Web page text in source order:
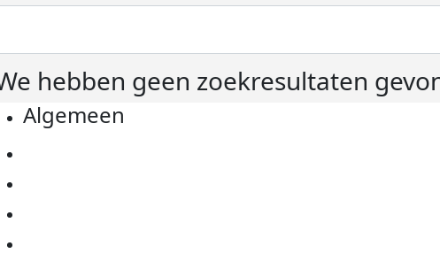
hebben geen zoekresultaten
Algemeen